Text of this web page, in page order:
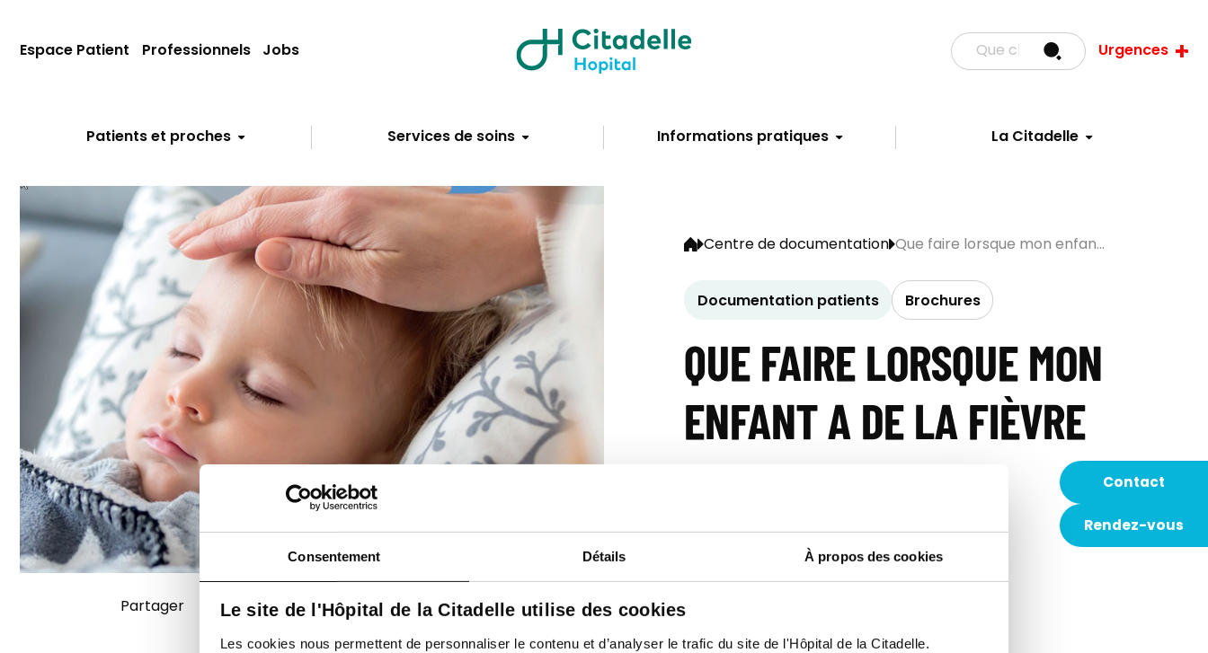
Consentement Détails À propos des cookies
Le site de l'Hôpital de la Citadelle utilise des cookies
Les cookies nous permettent de personnaliser le contenu et d’analyser le trafic du site de l'Hôpital de la Citadelle.
Patients et proches Services de soins Informations pratiques La Citadelle
Espace Patient Professionnels Jobs Urgences
Contact
Rendez-vous
Partager
Centre de documentation Que faire lorsque mon enfan...
Documentation patients Brochures
QUE FAIRE LORSQUE MON
ENFANT A DE LA FIÈVRE
SERVICES
Service de Pédiatrie
Télécharger le document